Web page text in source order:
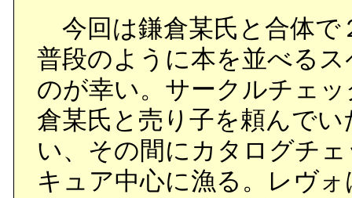
うことだと言う。
ハチマキは宇宙はみんな
もクレアも、チェンシン
いるのだと。
クレアは窓にエルタニカ
今回は鎌倉某氏と合体で
普段のように本を並べる
のが幸い。サークルチェ
倉某氏と売り子を頼んで
い、その間にカタログチ
キュア中心に漁る。レヴ